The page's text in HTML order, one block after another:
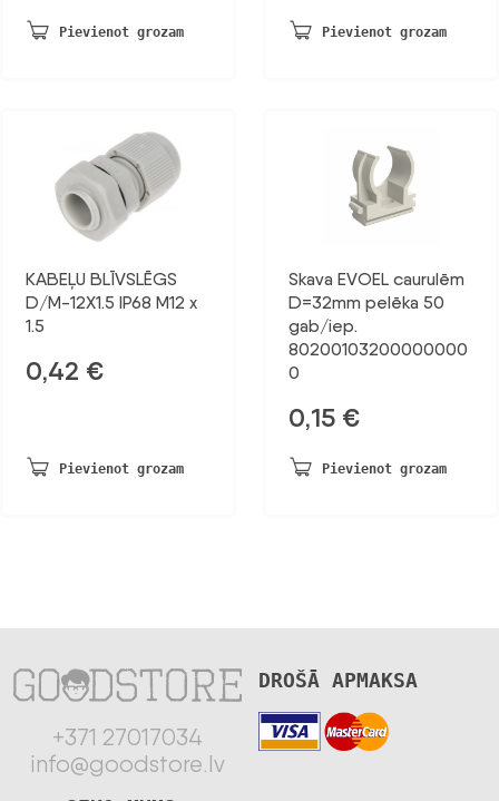
bija:
ir:
Pievienot grozam Pievienot grozam
KABEĻU BLĪVSLĒGS
D/M-12X1.5 IP68 M12 x
1.5
0,42 €
Pievienot grozam
Skava EVOEL caurulēm
D=32mm pelēka 50
gab/iep.
80200103200000000
0
0,15 €
Pievienot grozam
+371 27017034
info@goodstore.lv
DROŠĀ APMAKSA